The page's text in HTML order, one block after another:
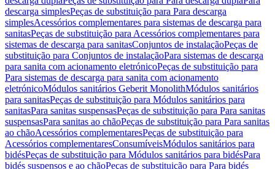
descarga simplesPeças de substituição para Para descarga
simplesAcessórios complementares para sistemas de descarga para
sanitasPeças de substituição para Acessórios complementares para
sistemas de descarga para sanitasConjuntos de instalaçãoPeças de
substituição para Conjuntos de instalaçãoPara sistemas de descarga
para sanita com acionamento eletrónicoPeças de substituição para
Para sistemas de descarga para sanita com acionamento
eletrónicoMódulos sanitários Geberit MonolithMódulos sanitários
para sanitasPeças de substituição para Módulos sanitários para
sanitasPara sanitas suspensasPeças de substituição para Para sanitas
suspensasPara sanitas ao chãoPeças de substituição para Para sanitas
ao chãoAcessórios complementaresPeças de substituição para
Acessórios complementaresConsumíveisMódulos sanitários para
bidésPeças de substituição para Módulos sanitários para bidésPara
bidés suspensos e ao chãoPeças de substituição para Para bidés